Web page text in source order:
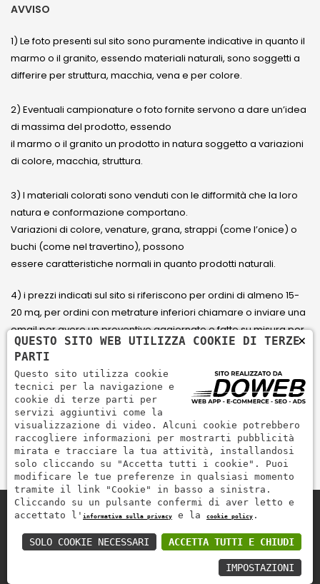
AVVISO
1) Le foto presenti sul sito sono puramente indicative in quanto il
marmo o il granito, essendo materiali naturali, sono soggetti a
differire per struttura, macchia, vena e per colore.
2) Eventuali campionature o foto fornite servono a dare un’idea
di massima del prodotto, essendo
il marmo o il granito un prodotto in natura soggetto a variazioni
di colore, macchia, struttura.
3) I materiali colorati sono venduti con le difformità che la loro
natura e conformazione comportano.
Variazioni di colore, venature, grana, strappi (come l’onice) o
buchi (come nel travertino), possono
essere caratteristiche normali in quanto prodotti naturali.
4) i prezzi indicati sul sito si riferiscono per ordini di almeno 15-
20 mq, per ordini con metrature inferiori chiamare o inviare una
email per avere un preventivo aggiornato e fatto su misura per
il cliente.
5) Paga con Carta di credito Visa, Visa Electron, Maestro,
Mastercard tramite il circuito PayPal. PayPal serve per pagare,
inviare denaro e accettare pagamenti in modo rapido,
semplice e sicuro.
Zem Marmi P.I. 03463990246
Paga in modo sicuro con
×
QUESTO SITO WEB UTILIZZA COOKIE DI TERZE
PARTI
Questo sito utilizza cookie
tecnici per la navigazione e
cookie di terze parti per
servizi aggiuntivi come la
visualizzazione di video. Alcuni cookie potrebbero
raccogliere informazioni per mostrarti pubblicità
mirata e tracciare la tua attività, installandosi
solo cliccando su "Accetta tutti i cookie". Puoi
modificare le tue preferenze in qualsiasi momento
tramite il link "Cookie" in basso a sinistra.
Cliccando su un pulsante confermi di aver letto e
accettato l' informativa sulla privacy e la cookie policy .
ACCETTA TUTTI E CHIUDI
SOLO COOKIE NECESSARI
IMPOSTAZIONI